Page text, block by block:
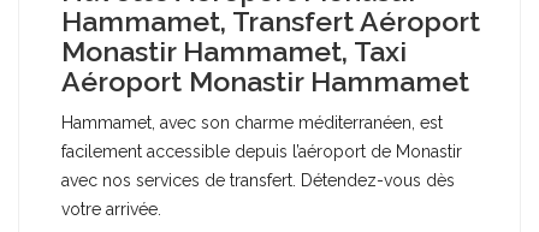
Hammamet, Transfert Aéroport
Monastir Hammamet, Taxi
Aéroport Monastir Hammamet
Hammamet, avec son charme méditerranéen, est
facilement accessible depuis l’aéroport de Monastir
avec nos services de transfert. Détendez-vous dès
votre arrivée.